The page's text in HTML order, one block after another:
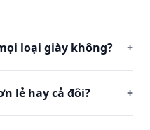
loại giày không? +
lẻ hay cả đôi? +